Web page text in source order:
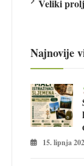
Veliki
Najnovije
15. lipnja